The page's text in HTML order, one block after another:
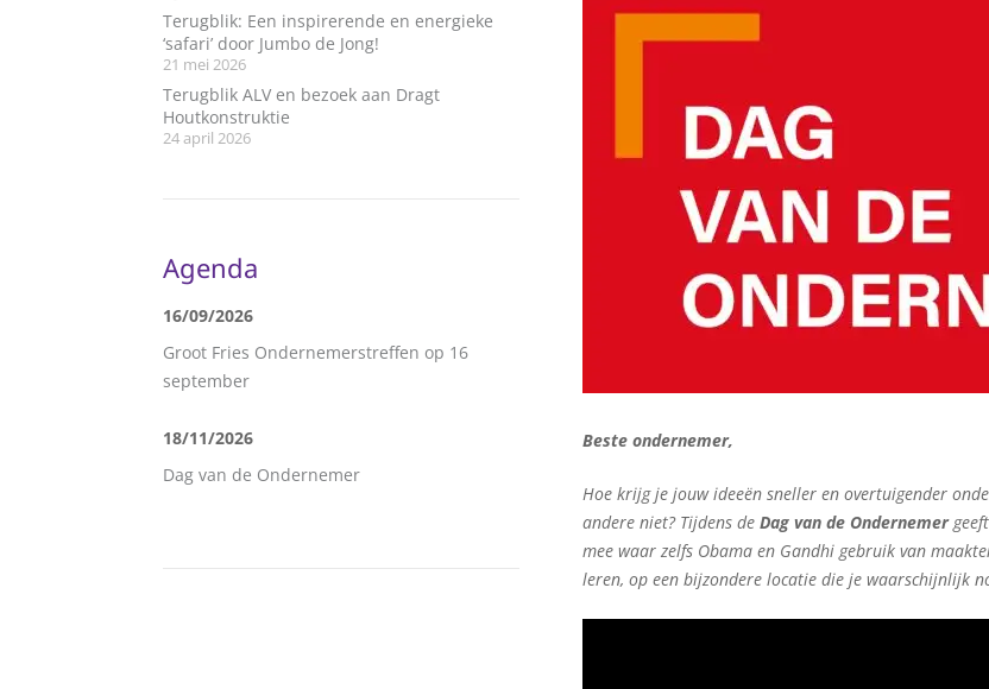
Beste ondernemer,
Hoe krijg je jouw ideeën sneller en overtuigender
andere niet? Tijdens deDag van de Ondernemer
mee waar zelfs Obama en Gandhi gebruik van
leren, op een bijzondere locatie die je waarschijnlijk
Terugblik: Een inspirerende en energieke
‘safari’ door Jumbo de Jong!
21 mei 2026
Terugblik ALV en bezoek aan Dragt
Houtkonstruktie
24 april 2026
Agenda
16/09/2026
Groot Fries Ondernemerstreffen op 16
september
18/11/2026
Dag van de Ondernemer